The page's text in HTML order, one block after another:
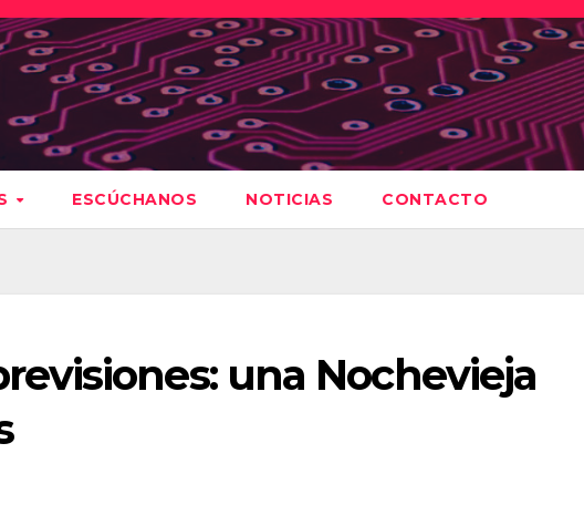
ESCÚCHANOS NOTICIAS CONTACTO
una Nochevieja